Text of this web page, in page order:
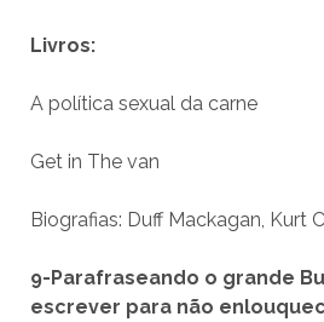
Livros:
A política sexual da carne
Get in The van
Biografias: Duff Mackagan, Kurt
9-Parafraseando o grande
escrever para não